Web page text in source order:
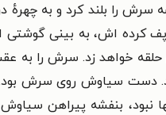
سرش را بلند کرد و به
کرده اش، به بینی گوشتی
خواهد زد. سرش را به
دست سیاوش روی سرش
نبود، بنفشه پیراهن سیاوش